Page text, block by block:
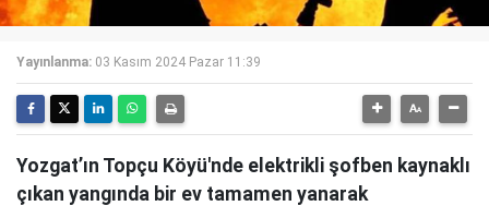
Yayınlanma: 03 Kasım 2024 Pazar 11:39
Yozgat’ın Topçu Köyü'nde elektrikli şofben kaynaklı
çıkan yangında bir ev tamamen yanarak